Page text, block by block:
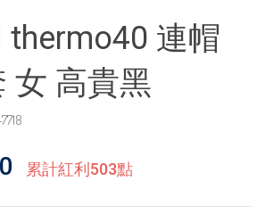
連帽
女 高貴黑
累計紅利503點